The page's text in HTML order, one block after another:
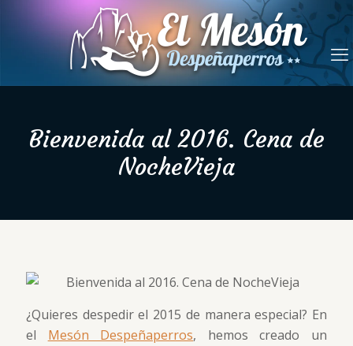
Bienvenida al 2016. Cena de
NocheVieja
¿Quieres despedir el 2015 de manera especial? En
el Mesón Despeñaperros, hemos creado un